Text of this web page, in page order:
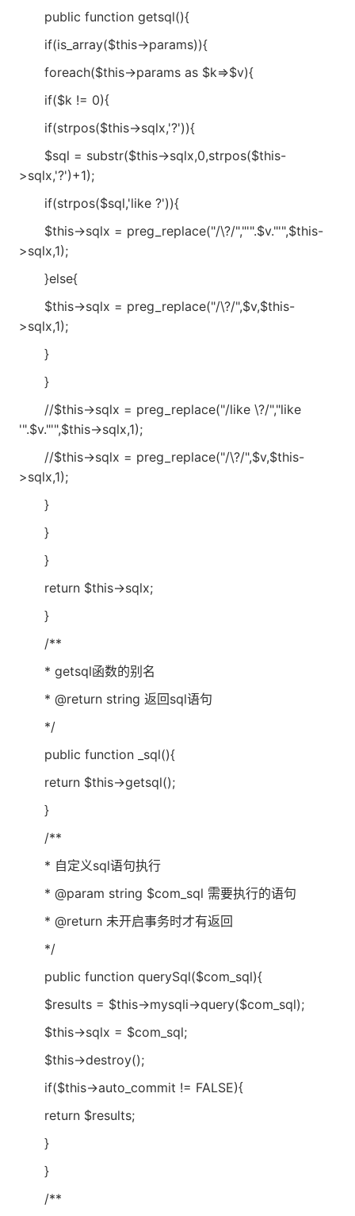
public function getsql(){
if(is_array($this->params)){
foreach($this->params as $k=>$v){
if($k != 0){
if(strpos($this->sqlx,'?')){
$sql = substr($this->sqlx,0,strpos($this-
>sqlx,'?')+1);
if(strpos($sql,'like ?')){
$this->sqlx = preg_replace("/\?/","'".$v."'",$this-
>sqlx,1);
}else{
$this->sqlx = preg_replace("/\?/",$v,$this-
>sqlx,1);
}
}
//$this->sqlx = preg_replace("/like \?/","like
'".$v."'",$this->sqlx,1);
//$this->sqlx = preg_replace("/\?/",$v,$this-
>sqlx,1);
}
}
}
return $this->sqlx;
}
/**
* getsql函数的别名
* @return string 返回sql语句
*/
public function _sql(){
return $this->getsql();
}
/**
* 自定义sql语句执行
* @param string $com_sql 需要执行的语句
* @return 未开启事务时才有返回
*/
public function querySql($com_sql){
$results = $this->mysqli->query($com_sql);
$this->sqlx = $com_sql;
$this->destroy();
if($this->auto_commit != FALSE){
return $results;
}
}
/**